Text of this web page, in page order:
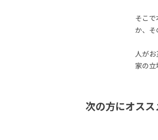
そこ
か、そ
人が
家の立
次の方にオス